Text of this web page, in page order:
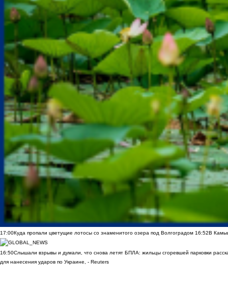
17:00Куда пропали цветущие лотосы со знаменитого озера под Волгоградом 16:52В
16:50Слышали взрывы и думали, что снова летят БПЛА: жильцы сгоревшей парковки
для нанесения ударов по Украине, - Reuters